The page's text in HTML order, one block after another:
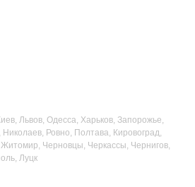
Львов, Одесса, Харьков, Запорожье,
Ровно, Полтава, Кировоград,
Черновцы, Черкассы, Чернигов,
Луцк